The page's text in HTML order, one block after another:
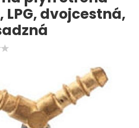
LPG, dvojcestná,